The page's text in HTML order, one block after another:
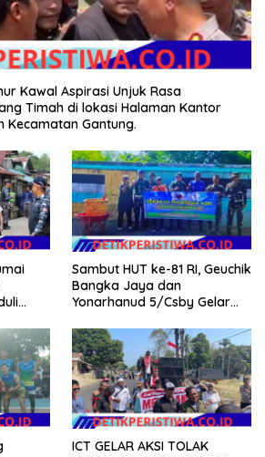
Kawal Aspirasi Unjuk Rasa
Timah di lokasi Halaman Kantor
Kecamatan Gantung.
Sambut HUT ke-81 RI, Geuchik
Bangka Jaya dan
Yonarhanud 5/Csby Gelar
Gerakan Indonesia Asri
ICT GELAR AKSI TOLAK